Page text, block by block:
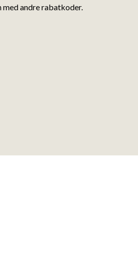
andre rabatkoder.